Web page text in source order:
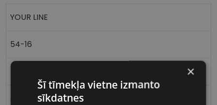
YOUR LINE
54-16
crys/pink
×
Šī tīmekļa vietne izmanto
sīkdatnes